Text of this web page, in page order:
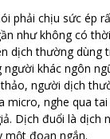
phải chịu sức ép
như không có
dịch thường dùng
người khác ngôn
người dịch
micro, nghe qua
Dịch đuổi là dịch
một đoạn ngắn.